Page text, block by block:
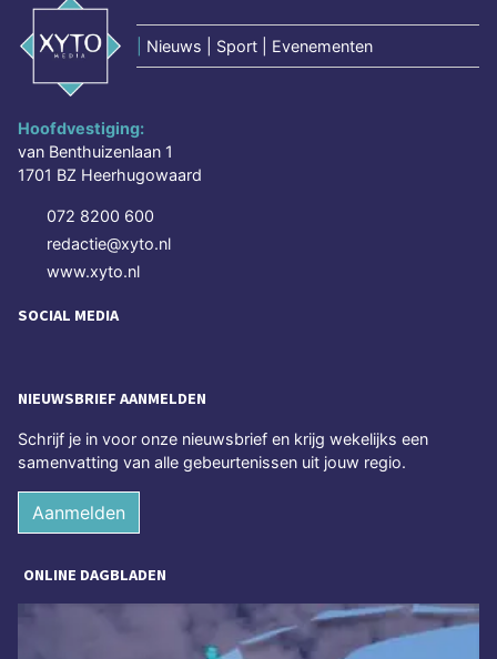
Nieuws | Sport | Evenementen
Hoofdvestiging:
van Benthuizenlaan 1
1701 BZ Heerhugowaard
072 8200 600
redactie@xyto.nl
www.xyto.nl
SOCIAL MEDIA
NIEUWSBRIEF AANMELDEN
Schrijf je in voor onze nieuwsbrief en krijg wekelijks een
samenvatting van alle gebeurtenissen uit jouw regio.
Aanmelden
ONLINE DAGBLADEN